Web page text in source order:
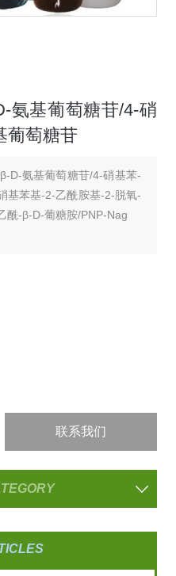
氨基葡萄糖苷/4-硝
葡萄糖苷
D-氨基葡萄糖苷/4-硝基苯-
基苯基-2-乙酰胺基-2-脱氧-
酰-β-D-葡糖胺/PNP-Nag
联系我们